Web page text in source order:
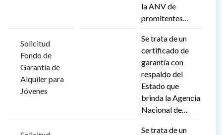
la ANV de
promitentes…
Solicitud
Fondo de
Garantía de
Alquiler para
Jóvenes
Se trata de un
certificado de
garantía con
respaldo del
Estado que
brinda la Agencia
Nacional de…
Se trata de un